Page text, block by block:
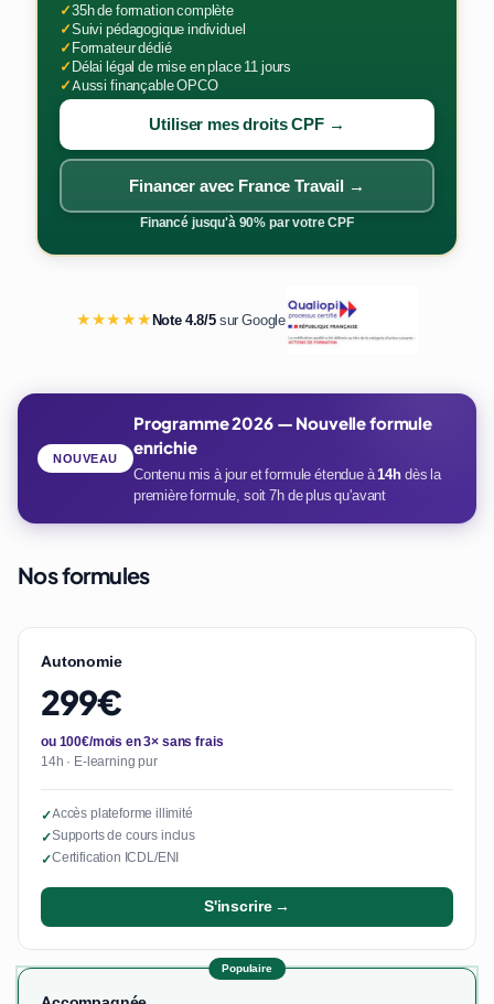
✓35h de formation complète
✓Suivi pédagogique individuel
✓Formateur dédié
✓Délai légal de mise en place 11 jours
✓Aussi finançable OPCO
Utiliser mes droits CPF →
Financer avec France Travail →
Financé jusqu'à 90% par votre CPF
★★★★★Note 4.8/5sur Google
Programme 2026 — Nouvelle formule
enrichie
Contenu mis à jour et formule étendue à14hdès la
première formule, soit 7h de plus qu'avant
NOUVEAU
Nos formules
Autonomie
299€
ou 100€/mois en 3× sans frais
14h · E-learning pur
✓Accès plateforme illimité
✓Supports de cours inclus
✓Certification ICDL/ENI
S'inscrire →
Populaire